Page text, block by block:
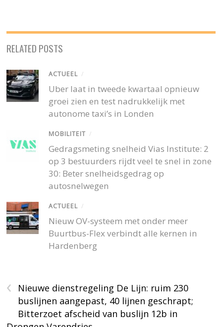
RELATED POSTS
ACTUEEL /
Uber laat in tweede kwartaal opnieuw
groei zien en test nadrukkelijk met
autonome taxi’s in Londen
MOBILITEIT /
Gedragsmeting snelheid Vias Institute: 2
op 3 bestuurders rijdt veel te snel in zone
30: Beter snelheidsgedrag op
autosnelwegen
ACTUEEL /
Nieuw OV-systeem met onder meer
Buurtbus-Flex verbindt alle kernen in
Hardenberg
‹
Nieuwe dienstregeling De Lijn: ruim 230
buslijnen aangepast, 40 lijnen geschrapt;
Bitterzoet afscheid van buslijn 12b in